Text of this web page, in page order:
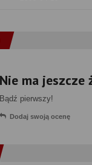
Nie ma jeszcze
Bądź pierwszy!
Dodaj swoją ocenę